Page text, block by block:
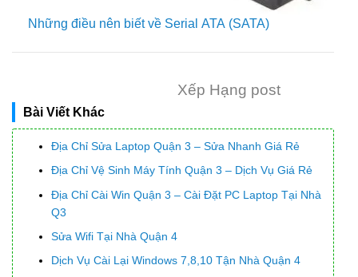
Những điều nên biết về Serial ATA (SATA)
Xếp Hạng post
Bài Viết Khác
Địa Chỉ Sửa Laptop Quận 3 – Sửa Nhanh Giá Rẻ
Địa Chỉ Vệ Sinh Máy Tính Quận 3 – Dịch Vụ Giá Rẻ
Địa Chỉ Cài Win Quận 3 – Cài Đặt PC Laptop Tại Nhà
Q3
Sửa Wifi Tại Nhà Quận 4
Dịch Vụ Cài Lại Windows 7,8,10 Tận Nhà Quận 4